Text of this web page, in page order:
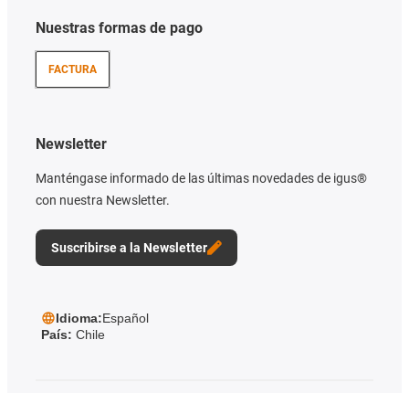
Nuestras formas de pago
FACTURA
Newsletter
Manténgase informado de las últimas novedades de igus®
con nuestra Newsletter.
Suscribirse a la Newsletter
Idioma:Español
País: Chile